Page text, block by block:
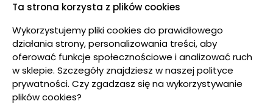
Ta strona korzysta z plików cookies
Wykorzystujemy pliki cookies do prawidłowego
działania strony, personalizowania treści, aby
oferować funkcje społecznościowe i analizować ruch
w sklepie. Szczegóły znajdziesz w naszej polityce
prywatności. Czy zgadzasz się na wykorzystywanie
plików cookies?